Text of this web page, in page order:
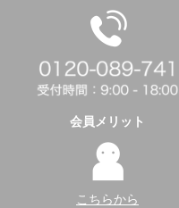
会員メリット
こちらから